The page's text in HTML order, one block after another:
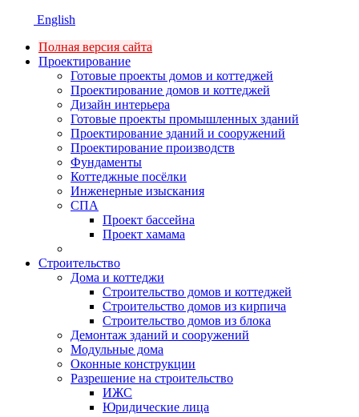
English
Полная версия сайта
Проектирование
Готовые проекты домов и коттеджей
Проектирование домов и коттеджей
Дизайн интерьера
Готовые проекты промышленных зданий
Проектирование зданий и сооружений
Проектирование производств
Фундаменты
Коттеджные посёлки
Инженерные изыскания
СПА
Проект бассейна
Проект хамама
Строительство
Дома и коттеджи
Строительство домов и коттеджей
Строительство домов из кирпича
Строительство домов из блока
Демонтаж зданий и сооружений
Модульные дома
Оконные конструкции
Разрешение на строительство
ИЖС
Юридические лица